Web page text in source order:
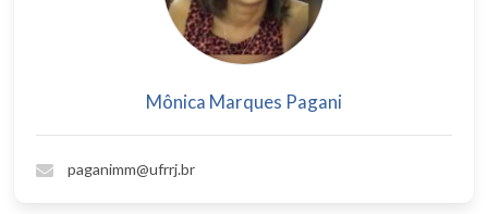
Mônica Marques Pagani
paganimm@ufrrj.br